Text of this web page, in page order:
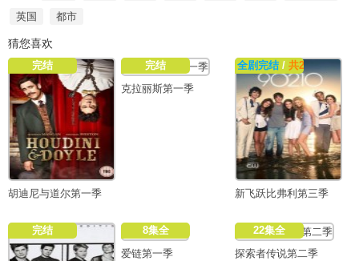
英国
都市
猜您喜欢
完结
胡迪尼与道尔第一季
完结
克拉丽斯第一季
全剧完结/ 共22集
新飞跃比弗利第三季
完结
8集全
爱链第一季
22集全
探索者传说第二季